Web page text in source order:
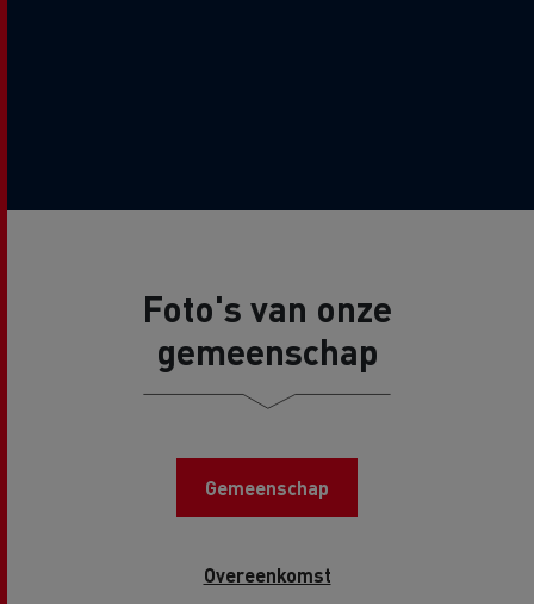
Foto's van onze
gemeenschap
Gemeenschap
Overeenkomst